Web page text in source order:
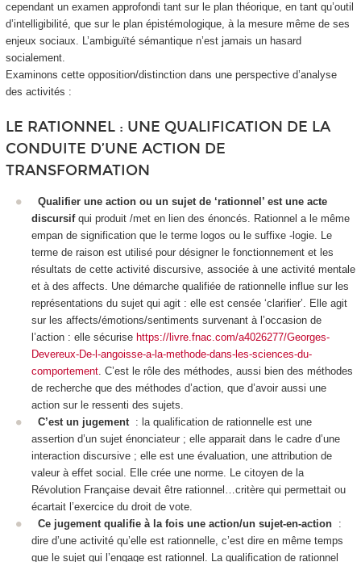
cependant un examen approfondi tant sur le plan théorique, en tant qu’outil
d’intelligibilité, que sur le plan épistémologique, à la mesure même de ses
enjeux sociaux. L’ambiguïté sémantique n’est jamais un hasard
socialement.
Examinons cette opposition/distinction dans une perspective d’analyse
des activités :
LE RATIONNEL : UNE QUALIFICATION DE LA
CONDUITE D’UNE ACTION DE
TRANSFORMATION
Qualifier une action ou un sujet de ‘rationnel’ est une acte
discursif qui produit /met en lien des énoncés. Rationnel a le même
empan de signification que le terme logos ou le suffixe -logie. Le
terme de raison est utilisé pour désigner le fonctionnement et les
résultats de cette activité discursive, associée à une activité mentale
et à des affects. Une démarche qualifiée de rationnelle influe sur les
représentations du sujet qui agit : elle est censée ‘clarifier’. Elle agit
sur les affects/émotions/sentiments survenant à l’occasion de
l’action : elle sécurise https://livre.fnac.com/a4026277/Georges-
Devereux-De-l-angoisse-a-la-methode-dans-les-sciences-du-
comportement . C’est le rôle des méthodes , aussi bien des méthodes
de recherche que des méthodes d’action, que d’avoir aussi une
action sur le ressenti des sujets.
C’est un jugement : la qualification de rationnelle est une
assertion d’un sujet énonciateur ; elle apparait dans le cadre d’une
interaction discursive ; elle est une évaluation, une attribution de
valeur à effet social. Elle crée une norme. Le citoyen de la
Révolution Française devait être rationnel…critère qui permettait ou
écartait l’exercice du droit de vote.
Ce jugement qualifie à la fois une action/un sujet-en-action :
dire d’une activité qu’elle est rationnelle, c’est dire en même temps
que le sujet qui l’engage est rationnel. La qualification de rationnel